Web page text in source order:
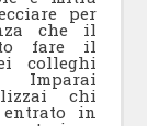
per
che il
fare il
colleghi
Imparai
chi
entrato in